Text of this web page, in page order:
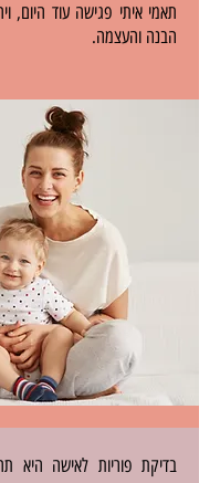
תאמי איתי פגישה עוד היום,
הבנה והעצמה.
בדיקת פוריות לאישה היא